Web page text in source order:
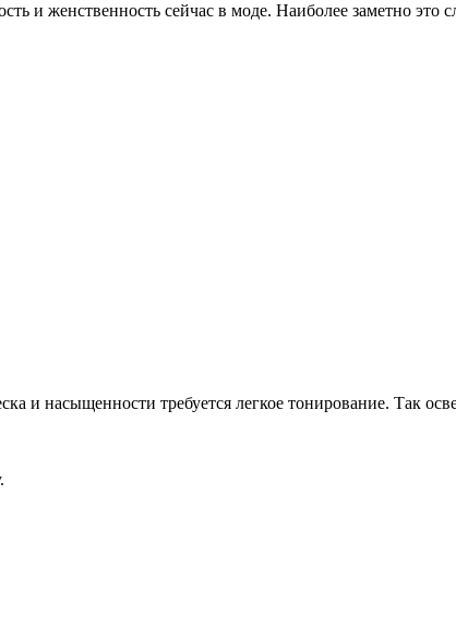
и женственность сейчас в моде. Наиболее заметно
и насыщенности требуется легкое тонирование. Так